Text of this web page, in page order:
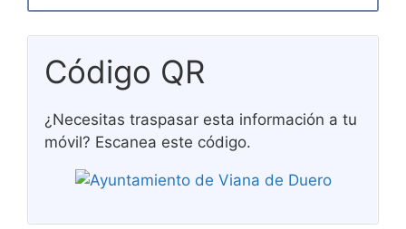
Código QR
¿Necesitas traspasar esta información a tu
móvil? Escanea este código.